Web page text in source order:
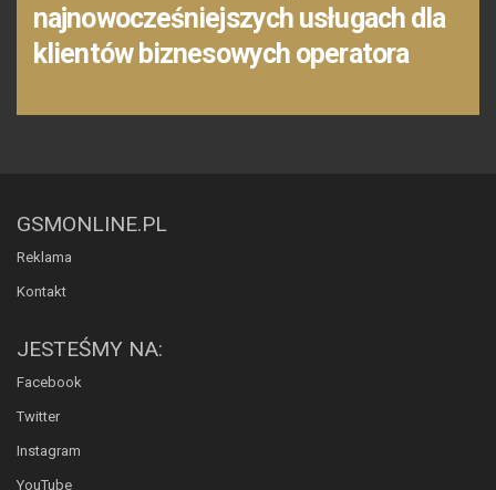
najnowocześniejszych usługach dla
klientów biznesowych operatora
GSMONLINE.PL
Reklama
Kontakt
JESTEŚMY NA:
Facebook
Twitter
Instagram
YouTube